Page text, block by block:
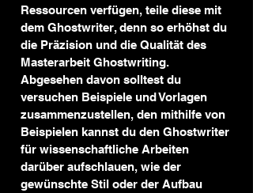
Ressourcen verfügen, teile diese mit
dem Ghostwriter, denn so erhöhst du
die Präzision und die Qualität des
Masterarbeit Ghostwriting.
Abgesehen davon solltest du
versuchen Beispiele und Vorlagen
zusammenzustellen, den mithilfe von
Beispielen kannst du den Ghostwriter
für wissenschaftliche Arbeiten
darüber aufschlauen, wie der
gewünschte Stil oder der Aufbau